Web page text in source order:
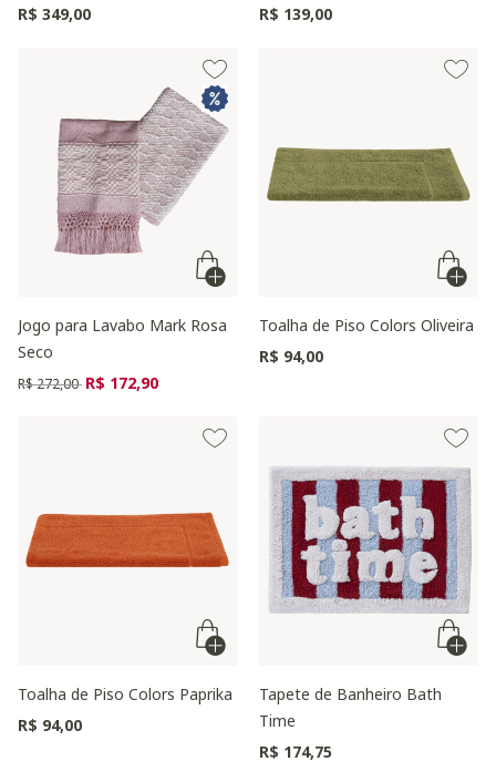
R$ 349,00
R$ 139,00
Jogo para Lavabo Mark Rosa
Seco
Preço reduzido de
R$ 272,00 para
R$ 172,90
Toalha de Piso Colors Oliveira
R$ 94,00
Toalha de Piso Colors Paprika
R$ 94,00
Tapete de Banheiro Bath
Time
R$ 174,75